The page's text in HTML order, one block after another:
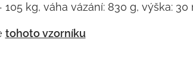
kg, váha vázání: 830 g, výška: 30
tohoto vzorníku